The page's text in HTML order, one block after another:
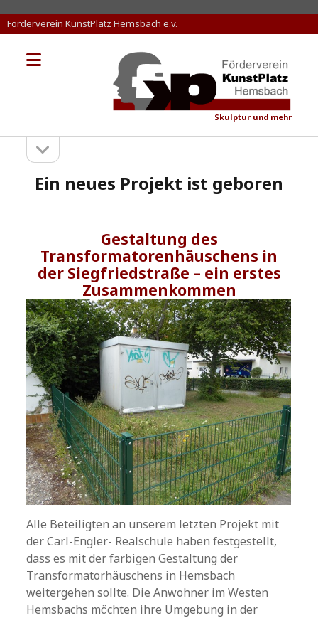
Förderverein KunstPlatz Hemsbach e.v.
Skulptur und mehr
Menü
Sidebaröffnen
Ein neues Projekt ist geboren
Gestaltung des
Transformatorenhäuschens in
der Siegfriedstraße – ein erstes
Zusammenkommen
Alle Beteiligten an unserem letzten Projekt mit
der Carl-Engler- Realschule haben festgestellt,
dass es mit der farbigen Gestaltung der
Transformatorhäuschens in Hemsbach
weitergehen sollte. Die Anwohner im Westen
Hemsbachs möchten ihre Umgebung in der